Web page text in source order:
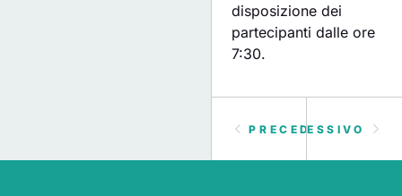
disposizione dei
partecipanti dalle ore
7:30.
PRECEDENTE
SUCCESSIVO